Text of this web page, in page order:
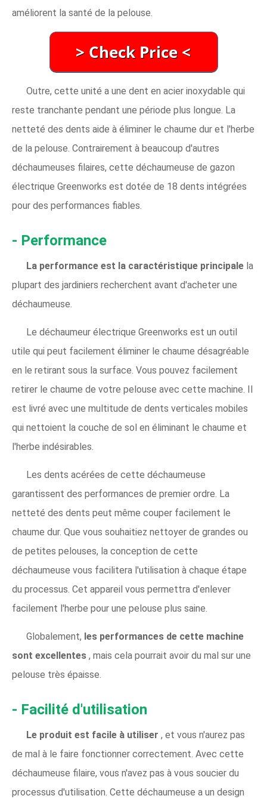
améliorent la santé de la pelouse.
Outre, cette unité a une dent en acier inoxydable qui
reste tranchante pendant une période plus longue. La
netteté des dents aide à éliminer le chaume dur et l'herbe
de la pelouse. Contrairement à beaucoup d'autres
déchaumeuses filaires, cette déchaumeuse de gazon
électrique Greenworks est dotée de 18 dents intégrées
pour des performances fiables.
- Performance
La performance est la caractéristique principale la
plupart des jardiniers recherchent avant d'acheter une
déchaumeuse.
Le déchaumeur électrique Greenworks est un outil
utile qui peut facilement éliminer le chaume désagréable
en le retirant sous la surface. Vous pouvez facilement
retirer le chaume de votre pelouse avec cette machine. Il
est livré avec une multitude de dents verticales mobiles
qui nettoient la couche de sol en éliminant le chaume et
l'herbe indésirables.
Les dents acérées de cette déchaumeuse
garantissent des performances de premier ordre. La
netteté des dents peut même couper facilement le
chaume dur. Que vous souhaitiez nettoyer de grandes ou
de petites pelouses, la conception de cette
déchaumeuse vous facilitera l'utilisation à chaque étape
du processus. Cet appareil vous permettra d'enlever
facilement l'herbe pour une pelouse plus saine.
Globalement, les performances de cette machine
sont excellentes , mais cela pourrait avoir du mal sur une
pelouse très épaisse.
- Facilité d'utilisation
Le produit est facile à utiliser , et vous n'aurez pas
de mal à le faire fonctionner correctement. Avec cette
déchaumeuse filaire, vous n'avez pas à vous soucier du
processus d'utilisation. Cette déchaumeuse a un design